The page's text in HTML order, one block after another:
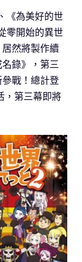
《為美好的世
零開始的異世
然將製作續
錄》，第三
戰！總計登
，第三幕即將